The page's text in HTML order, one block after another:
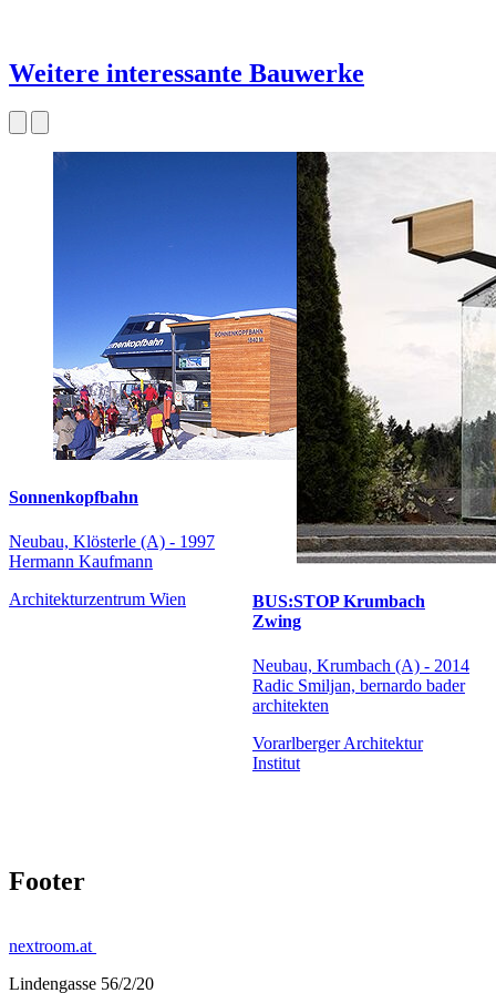
Weitere interessante Bauwerke
Sonnenkopfbahn
Neubau, Klösterle (A) - 1997
Hermann Kaufmann
Architekturzentrum Wien
BUS:STOP Krumbach
Zwing
Neubau, Krumbach (A) - 2014
Radic Smiljan, bernardo bader
architekten
Vorarlberger Architektur
Institut
Footer
nextroom.at
Lindengasse 56/2/20